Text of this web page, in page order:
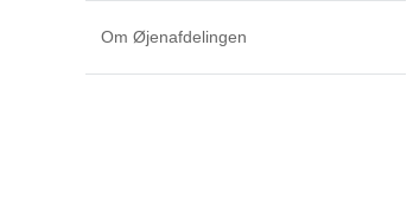
Om Øjenafdelingen